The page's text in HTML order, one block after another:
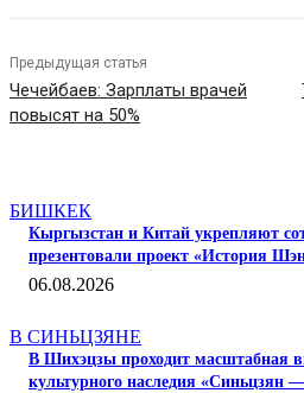
Предыдущая статья
Чечейбаев: Зарплаты врачей
повысят на 50%
БИШКЕК
Кыргызстан и Китай укрепляют
презентовали проект «История
06.08.2026
В СИНЬЦЗЯНЕ
В Шихэцзы проходит масштабная
культурного наследия «Синьцзян